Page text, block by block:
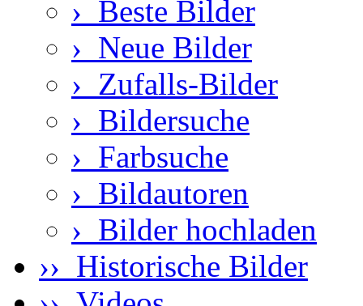
› Beste Bilder
› Neue Bilder
› Zufalls-Bilder
› Bildersuche
› Farbsuche
› Bildautoren
› Bilder hochladen
›› Historische Bilder